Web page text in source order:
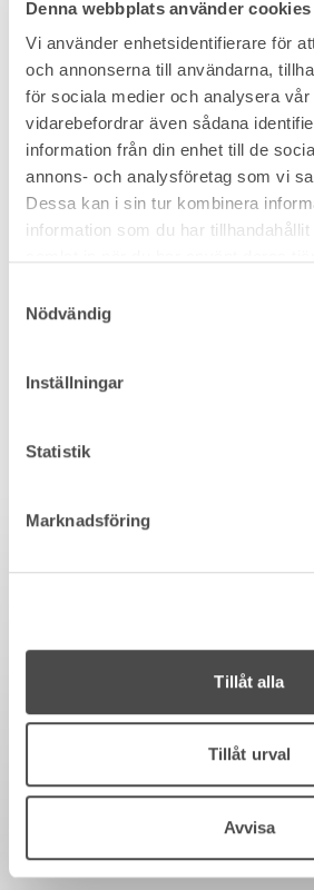
Denna webbplats använder cookies
Vi använder enhetsidentifierare för
och annonserna till användarna,
för sociala medier och analysera
vidarebefordrar även sådana
information från din enhet till de
annons- och analysföretag som vi
Dessa kan i sin tur kombinera
information som du har
Nödvändig
Inställningar
Statistik
Marknadsföring
Tillåt alla
Tillåt urval
Avvisa